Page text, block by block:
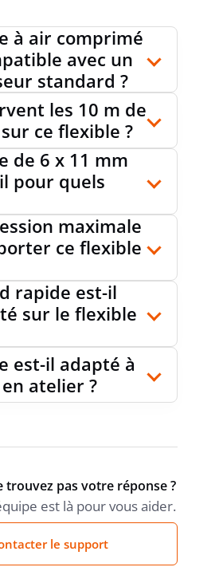
à air comprimé
avec un
standard ?
les 10 m de
ce flexible ?
de 6 x 11 mm
pour quels
maximale
ce flexible
rapide est-il
sur le flexible
est-il adapté à
atelier ?
trouvez pas votre réponse ?
est là pour vous aider.
le support